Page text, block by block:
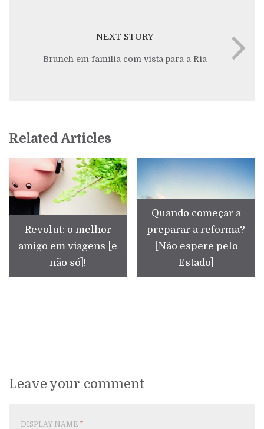
NEXT STORY
Brunch em família com vista para a Ria
Related Articles
Revolut: o melhor
amigo em viagens [e
não só]!
Quando começar a
preparar a reforma?
[Não espere pelo
Estado]
Leave your comment
DISPLAY NAME *